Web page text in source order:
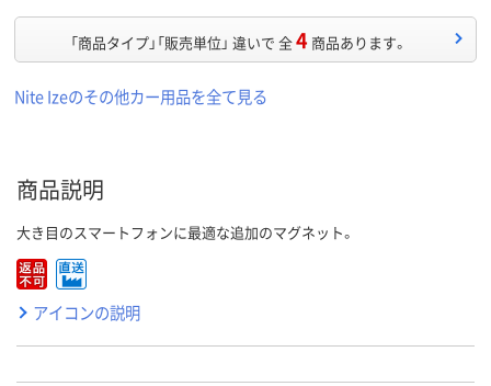
「商品タイプ」「販売単位」 違いで 全4 商品あります。
Nite Izeのその他カー用品を全て見る
商品説明
大き目のスマートフォンに最適な追加のマグネット。
アイコンの説明